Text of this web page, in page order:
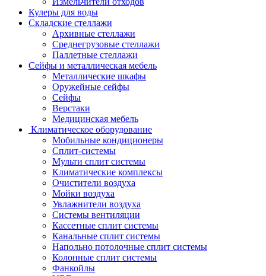
Кулеры для воды
Складские стеллажи
Архивные стеллажи
Среднегрузовые стеллажи
Паллетные стеллажи
Сейфы и металлическая мебель
Металлические шкафы
Оружейные сейфы
Сейфы
Верстаки
Медицинская мебель
Климатическое оборудование
Мобильные кондиционеры
Сплит-системы
Мульти сплит системы
Климатические комплексы
Очистители воздуха
Мойки воздуха
Увлажнители воздуха
Системы вентиляции
Кассетные сплит системы
Канальные сплит системы
Напольно потолочные сплит системы
Колонные сплит системы
Фанкойлы